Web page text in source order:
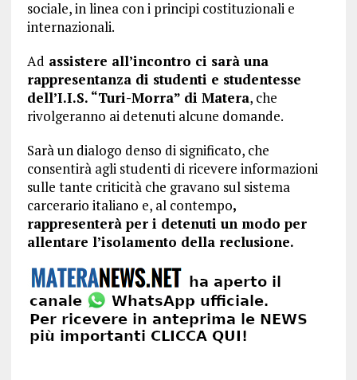
sociale, in linea con i principi costituzionali e
internazionali.
Ad assistere all’incontro ci sarà una
rappresentanza di studenti e studentesse
dell’I.I.S. “Turi-Morra” di Matera, che
rivolgeranno ai detenuti alcune domande.
Sarà un dialogo denso di significato, che
consentirà agli studenti di ricevere informazioni
sulle tante criticità che gravano sul sistema
carcerario italiano e, al contempo,
rappresenterà per i detenuti un modo per
allentare l’isolamento della reclusione.